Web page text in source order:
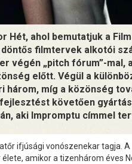
Hét, ahol bemutatjuk a
filmtervek alkotói
végén „pitch fórum”-mal,
előtt. Végül a
három, míg a közönség
követően
aki Impromptu címmel
ifjúsági vonószenekar tagja.
amikor a tizenhárom éves